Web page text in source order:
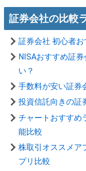
証券会社の比較
証券会社 初心者
NISAおすすめ証
い？
手数料が安い証券
投資信託向きの証
チャートおすすめ
能比較
株取引オススメア
プリ比較